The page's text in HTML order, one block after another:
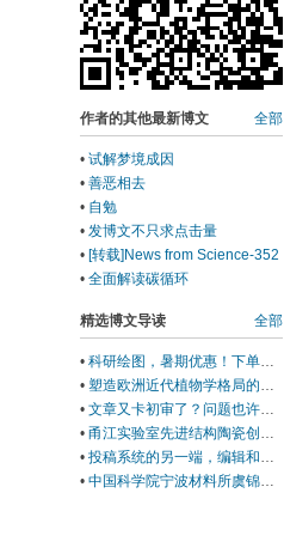
全部
作者的其他最新博文
• 试解梦境成因
• 善恶相去
• 自勉
• 发博文不只求点击量
• [转载]News from Science-352
• 全面解读碳循环
全部
精选博文导读
• 科研绘图，暑期优惠！下单立减500元
• 塑造欧洲近代植物学格局的马德里皇家植物园里程碑式园长
• 文章又卡初审了？问题也许在Cover Letter上，这份写作指南+模板拿好！
• 甬江实验室先进结构陶瓷创新中心团队综述：室温塑性陶瓷的兴起与研究进展
• 投稿系统的另一端，编辑和审稿人到底在做什么？丨Wiley暑期线上学习营
• 中国科学院宁波材料所虞锦洪: 界面工程实现兼具超高热导率和透波性能的柔性复合薄膜